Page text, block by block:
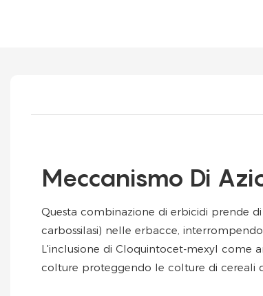
Meccanismo Di
Questa combinazione di erbicidi prende
carbossilasi) nelle erbacce,
L'inclusione di Cloquintocet-mexyl come
colture proteggendo le colture di cereali